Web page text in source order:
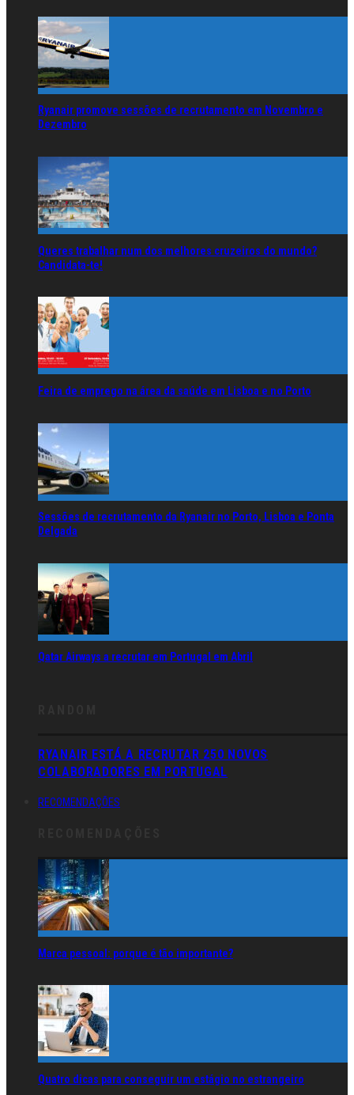
Ryanair promove sessões de recrutamento em Novembro e
Dezembro
Queres trabalhar num dos melhores cruzeiros do mundo?
Candidata-te!
Feira de emprego na área da saúde em Lisboa e no Porto
Sessões de recrutamento da Ryanair no Porto, Lisboa e Ponta
Delgada
Qatar Airways a recrutar em Portugal em Abril
RYANAIR ESTÁ A RECRUTAR 250 NOVOS
COLABORADORES EM PORTUGAL
RECOMENDAÇÕES
Marca pessoal: porque é tão importante?
Quatro dicas para conseguir um estágio no estrangeiro